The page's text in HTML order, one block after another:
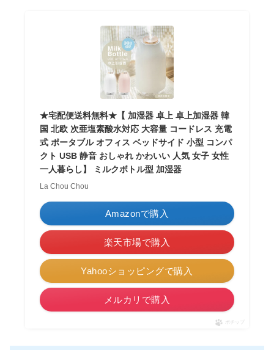
★宅配便送料無料★【 加湿器 卓上 卓上加湿器 韓
国 北欧 次亜塩素酸水対応 大容量 コードレス 充電
式 ポータブル オフィス ベッドサイド 小型 コンパ
クト USB 静音 おしゃれ かわいい 人気 女子 女性
一人暮らし】 ミルクボトル型 加湿器
La Chou Chou
Amazonで購入
楽天市場で購入
Yahooショッピングで購入
メルカリで購入
ポチップ